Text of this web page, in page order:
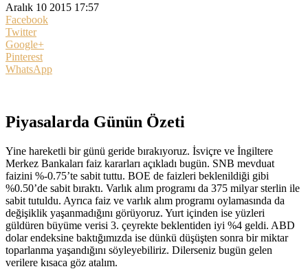
Aralık 10 2015 17:57
Facebook
Twitter
Google+
Pinterest
WhatsApp
Piyasalarda Günün Özeti
Yine hareketli bir günü geride bırakıyoruz. İsviçre ve İngiltere
Merkez Bankaları faiz kararları açıkladı bugün. SNB mevduat
faizini %-0.75’te sabit tuttu. BOE de faizleri beklenildiği gibi
%0.50’de sabit bıraktı. Varlık alım programı da 375 milyar sterlin ile
sabit tutuldu. Ayrıca faiz ve varlık alım programı oylamasında da
değişiklik yaşanmadığını görüyoruz. Yurt içinden ise yüzleri
güldüren büyüme verisi 3. çeyrekte beklentiden iyi %4 geldi. ABD
dolar endeksine baktığımızda ise dünkü düşüşten sonra bir miktar
toparlanma yaşandığını söyleyebiliriz. Dilerseniz bugün gelen
verilere kısaca göz atalım.